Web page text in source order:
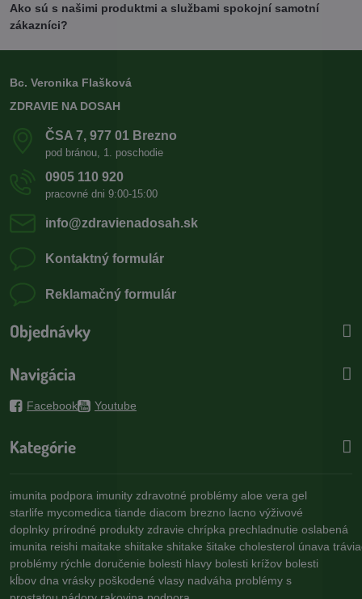
Ako sú s našimi produktmi a službami spokojní samotní
zákazníci?
Bc. Veronika Flašková
ZDRAVIE NA DOSAH
ČSA 7, 977 01 Brezno
pod bránou, 1. poschodie
0905 110 920
pracovné dni 9:00-15:00
info​@zdravienadosah​.sk
Kontaktný formulár
Reklamačný formulár
Objednávky
Navigácia
Facebook Youtube
Kategórie
imunita podpora imunity zdravotné problémy aloe vera gel
starlife mycomedica tiande diacom brezno lacno výživové
doplnky prírodné produkty zdravie chrípka prechladnutie oslabená
imunita reishi maitake shiitake shitake šitake cholesterol únava
problémy rýchle doručenie bolesti hlavy bolesti krížov bolesti
kĺbov dna vrásky poškodené vlasy nadváha problémy s